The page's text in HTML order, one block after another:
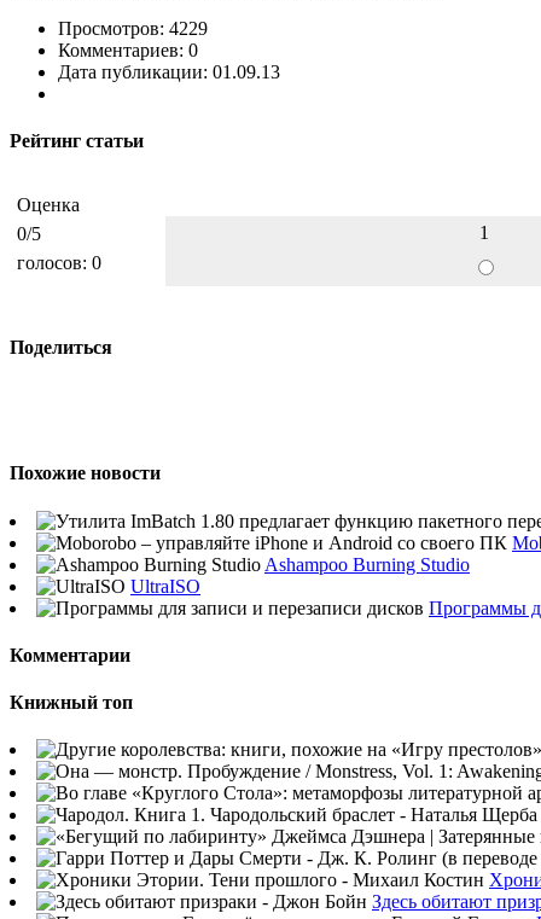
Просмотров: 4229
Комментариев: 0
Дата публикации: 01.09.13
Рейтинг статьи
Оценка
0/5
голосов: 0
1
Поделиться
Похожие новости
Ashampoo Burning Studio
UltraISO
Программы
Комментарии
Книжный топ
Здесь обитают